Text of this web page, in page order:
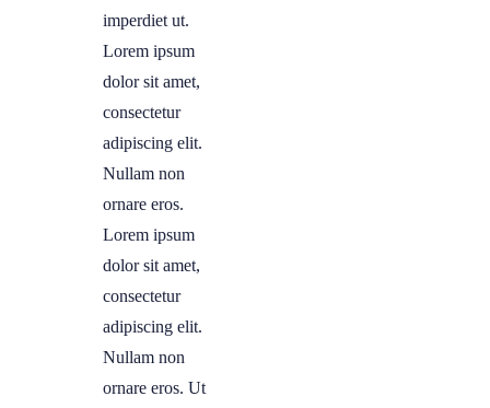
imperdiet ut.
Lorem ipsum
dolor sit amet,
consectetur
adipiscing elit.
Nullam non
ornare eros.
Lorem ipsum
dolor sit amet,
consectetur
adipiscing elit.
Nullam non
ornare eros. Ut